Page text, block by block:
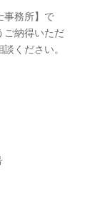
事務所】で
ご納得いただ
ください。